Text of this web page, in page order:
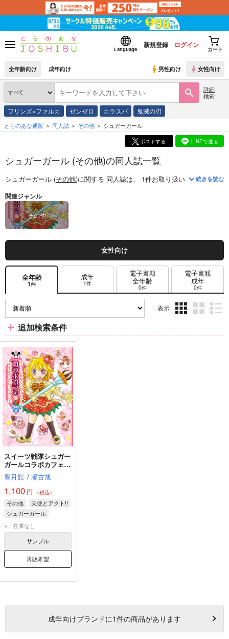
Language
新規登録 ログイン
カート
全年齢向け 成年向け 男性向け 女性向け
詳細
検索
フリンズ×ファルカ ゼンゼロ カラスバ 鬼滅の刃
とらのあな通販 同人誌 その他 シュガーガール
ポストする LINEで送る
シュガーガール (その他)の同人誌一覧
シュガーガール (その他)に関する 同人誌は、 1件お取り扱いがございます
続きを読む
関連ジャンル
その他
女性向け
全年齢
1件
成年
1件
電子書籍
全年齢
0件
電子書籍
成年
0件
表示
ム
ム
ム
追加検索条件
スイーツ戦隊シュガー
ガールコラボカフェを
お家でガチ開店してみ
た本
響月館 / 瀬古旭
1,100 円 （税込）
その他
天使とアクト!!
シュガーガール
×：在庫なし
サンプル
再販希望
成年向けブランドに1件の商品があります